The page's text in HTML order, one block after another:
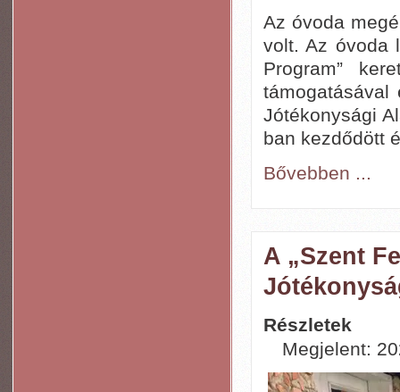
Az óvoda
volt. Az óvoda
Program”
támogatásával
Jótékonysági
ban kezdődött
Bővebben ...
A „Szent
Részletek
Megjelent: